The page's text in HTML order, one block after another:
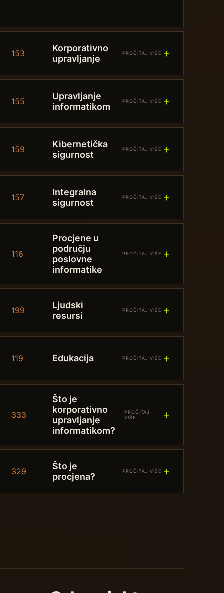
153
Korporativno
upravljanje
PROČITAJ VIŠE ＋
155
Upravljanje
informatikom
PROČITAJ VIŠE ＋
159
Kibernetička
sigurnost
PROČITAJ VIŠE ＋
157
Integralna
sigurnost
PROČITAJ VIŠE ＋
116
Procjene u
području
poslovne
informatike
PROČITAJ VIŠE ＋
199
Ljudski
resursi
PROČITAJ VIŠE ＋
119 Edukacija PROČITAJ VIŠE ＋
333
Što je
korporativno
upravljanje
informatikom?
PROČITAJ
VIŠE
＋
329
Što je
procjena?
PROČITAJ VIŠE ＋